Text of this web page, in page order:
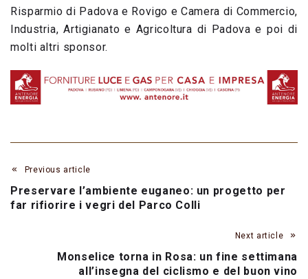
Risparmio di Padova e Rovigo e Camera di Commercio,
Industria, Artigianato e Agricoltura di Padova e poi di
molti altri sponsor.
Previous article
Preservare l’ambiente euganeo: un progetto per
far rifiorire i vegri del Parco Colli
Next article
Monselice torna in Rosa: un fine settimana
all’insegna del ciclismo e del buon vino